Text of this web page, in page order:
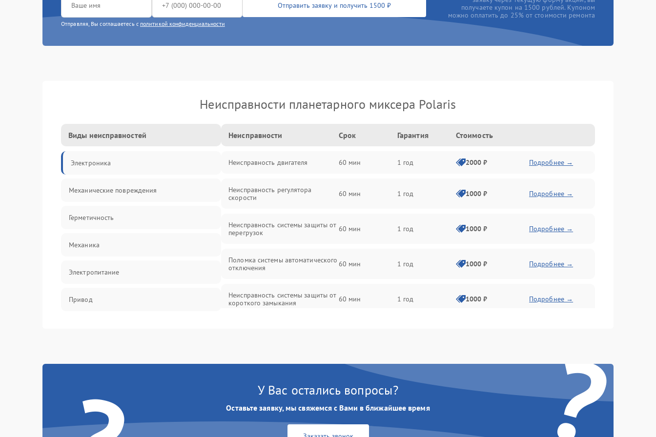
Отправить заявку и получить 1500 ₽
Отправляя, Вы соглашаетесь с политикой конфиденциальности
получаете купон на 1500 рублей. Купоном
можно оплатить до 25% от стоимости ремонта
Неисправности планетарного миксера Polaris
Виды неисправностей
Электроника
Механические повреждения
Герметичность
Механика
Электропитание
Привод
Неисправности Срок Гарантия Стоимость
Неисправность двигателя 60 мин 1 год 2000 ₽ Подробнее →
Неисправность регулятора
скорости
60 мин 1 год 1000 ₽ Подробнее →
Неисправность системы защиты от
перегрузок
60 мин 1 год 1000 ₽ Подробнее →
Поломка системы автоматического
отключения
60 мин 1 год 1000 ₽ Подробнее →
Неисправность системы защиты от
короткого замыкания
60 мин 1 год 1000 ₽ Подробнее →
Неисправность системы защиты от
60 мин Подробнее →
замыкания
60 мин Подробнее →
?
У Вас остались вопросы?
Оставьте заявку, мы свяжемся с Вами в ближайшее время